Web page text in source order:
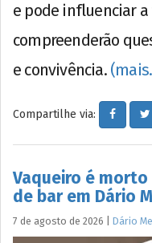
e pode influenciar
compreenderão
e convivência.
Compartilhe via:
Vaqueiro é
de bar em Dário
7 de agosto de 2026 Dário